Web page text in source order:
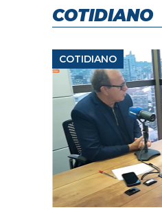
COTIDIANO
COTIDIANO